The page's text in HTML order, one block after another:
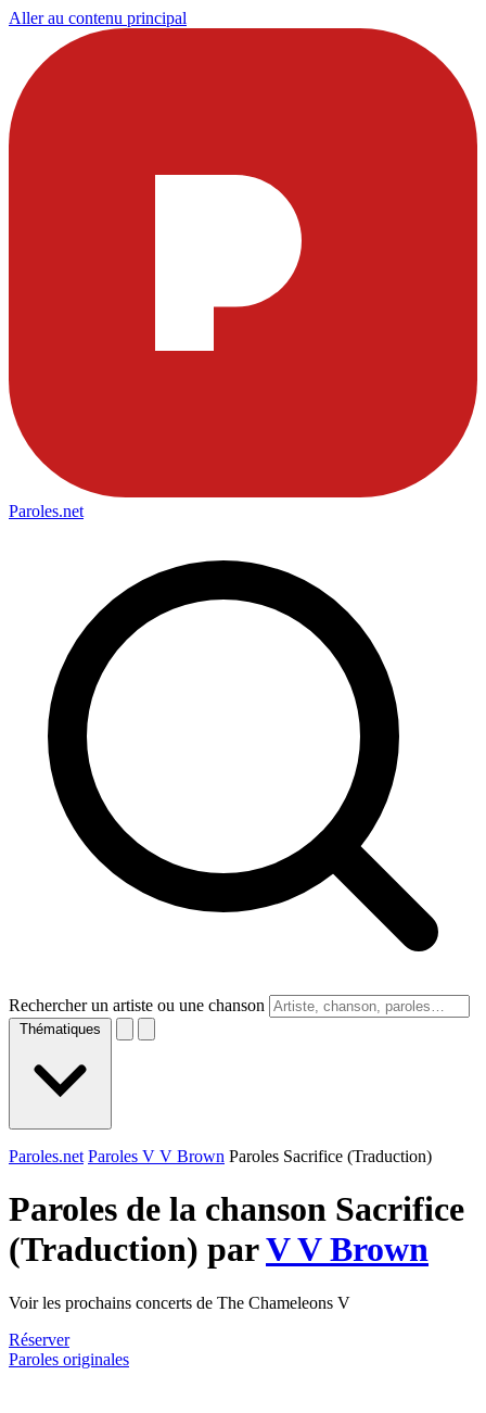
Aller au contenu principal
Paroles.net
Rechercher un artiste ou une chanson
Thématiques
Paroles.net Paroles V V Brown Paroles Sacrifice (Traduction)
Paroles de la chanson Sacrifice
(Traduction) parV V Brown
Voir les prochains concerts de The Chameleons V
Réserver
Paroles originales